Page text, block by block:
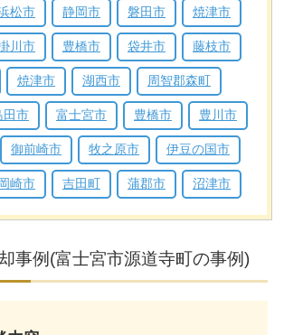
松市 静岡市 磐田市 焼津市
川市 豊橋市 袋井市 藤枝市
焼津市 湖西市 周智郡森町
田市 富士宮市 豊橋市 豊川市
御前崎市 牧之原市 伊豆の国市
岡崎市 吉田町 蒲郡市 沼津市
事例(富士宮市源道寺町の事例)